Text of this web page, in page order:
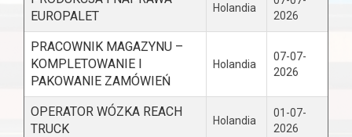
EUROPALET
Holandia
2026
PRACOWNIK MAGAZYNU –
KOMPLETOWANIE I
PAKOWANIE ZAMÓWIEŃ
Holandia
07-07-
2026
OPERATOR WÓZKA REACH
TRUCK
Holandia
01-07-
2026